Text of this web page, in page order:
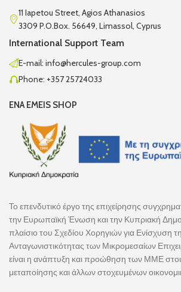
11 Iapetou Street, Agios Athanasios
3309 P.O.Box. 56649, Limassol, Cyprus
International Support Team
E-mail: info@hercules-group.com
Phone: +357 25724033
ENA EMEIS SHOP
Το επενδυτικό έργο της επιχείρησης
την Ευρωπαϊκή Ένωση και την Κυπριακή
πλαίσιο του Σχεδίου Χορηγιών για Ενίσχυση
Ανταγωνιστικότητας των Μικρομεσαίων
είναι η ανάπτυξη και προώθηση των ΜΜΕ
μεταποίησης και άλλων στοχευμένων